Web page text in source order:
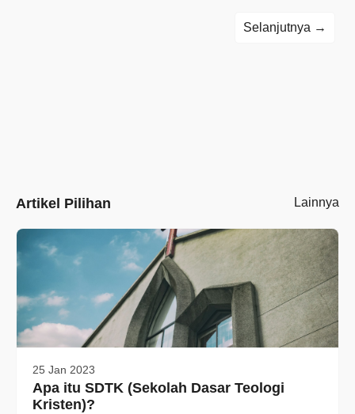
Selanjutnya →
Artikel Pilihan Lainnya
25 Jan 2023
Apa itu SDTK (Sekolah Dasar Teologi
Kristen)?